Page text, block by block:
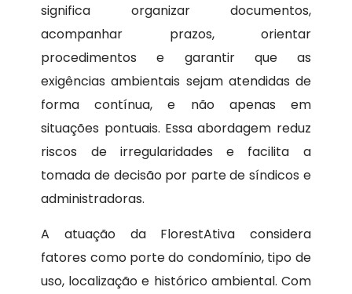
significa organizar documentos,
acompanhar prazos, orientar
procedimentos e garantir que as
exigências ambientais sejam atendidas de
forma contínua, e não apenas em
situações pontuais. Essa abordagem reduz
riscos de irregularidades e facilita a
tomada de decisão por parte de síndicos e
administradoras.
A atuação da FlorestAtiva considera
fatores como porte do condomínio, tipo de
uso, localização e histórico ambiental. Com